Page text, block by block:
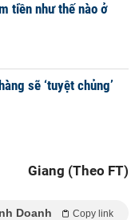
tiền như thế nào ở
sẽ ‘tuyệt chủng’
Giang (Theo FT)
Doanh Copy link